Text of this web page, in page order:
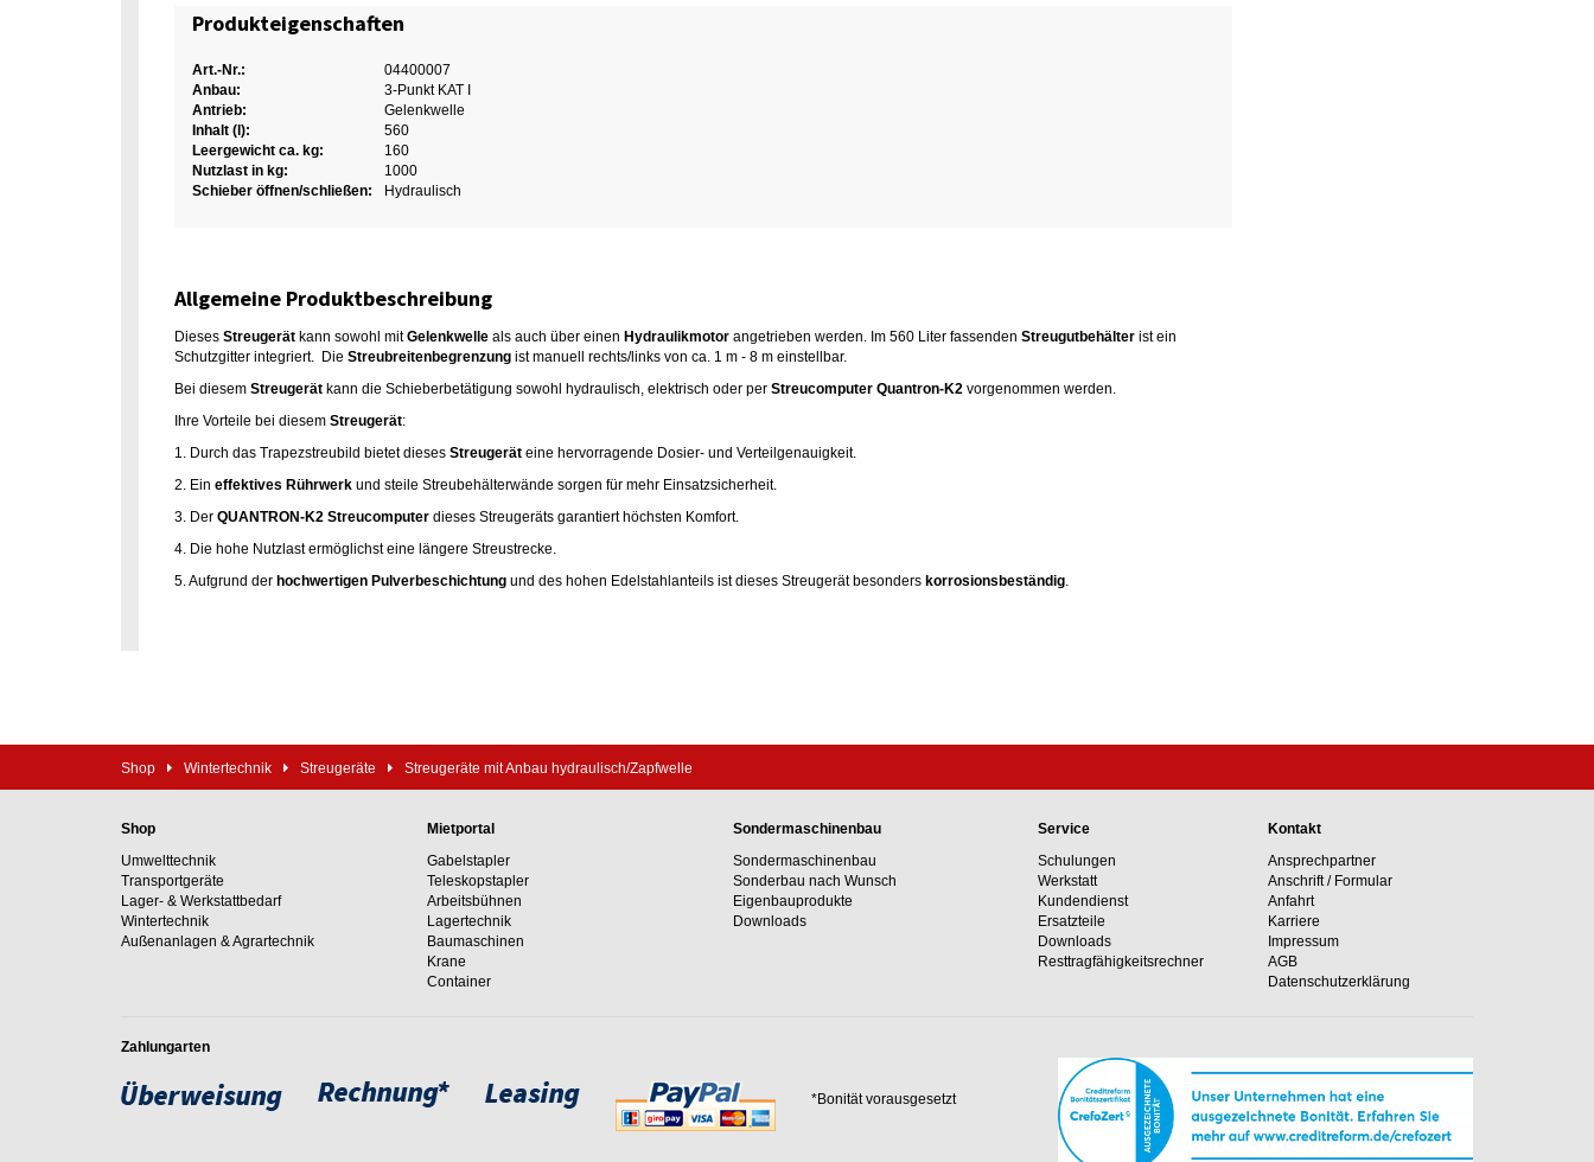
Produkteigenschaften
Art.-Nr.:
04400007
Anbau:
3-Punkt KAT I
Antrieb:
Gelenkwelle
Inhalt (l):
560
Leergewicht ca. kg:
160
Nutzlast in kg:
1000
Schieber öffnen/schließen:
Hydraulisch
Allgemeine Produktbeschreibung
Dieses Streugerät kann sowohl mitGelenkwelle als auch über einen Hydraulikmotor angetrieben werden. Im 560 Liter fassenden Streugutbehälter ist ein
Schutzgitter integriert. Die Streubreitenbegrenzung ist manuell rechts/links von ca. 1 m - 8 m einstellbar.
Bei diesem Streugerät kann die Schieberbetätigung sowohl hydraulisch, elektrisch oder per Streucomputer Quantron-K2 vorgenommen werden.
Ihre Vorteile bei diesem Streugerät:
1. Durch das Trapezstreubild bietet dieses Streugerät eine hervorragende Dosier- und Verteilgenauigkeit.
2. Ein effektives Rührwerk und steile Streubehälterwände sorgen für mehr Einsatzsicherheit.
3. Der QUANTRON-K2 Streucomputer dieses Streugeräts garantiert höchsten Komfort.
4. Die hohe Nutzlast ermöglichst eine längere Streustrecke.
5. Aufgrund der hochwertigen Pulverbeschichtung und des hohen Edelstahlanteils ist dieses Streugerät besonders korrosionsbeständig.
Shop Wintertechnik Streugeräte Streugeräte mit Anbau hydraulisch/Zapfwelle
Shop
Umwelttechnik
Transportgeräte
Lager- & Werkstattbedarf
Wintertechnik
Außenanlagen & Agrartechnik
Mietportal
Gabelstapler
Teleskopstapler
Arbeitsbühnen
Lagertechnik
Baumaschinen
Krane
Container
Sondermaschinenbau
Sondermaschinenbau
Sonderbau nach Wunsch
Eigenbauprodukte
Downloads
Service
Schulungen
Werkstatt
Kundendienst
Ersatzteile
Downloads
Resttragfähig­keits­rechner
Kontakt
Ansprechpartner
Anschrift / Formular
Anfahrt
Karriere
Impressum
AGB
Datenschutzerklärung
Zahlungarten
*Bonität vorausgesetzt